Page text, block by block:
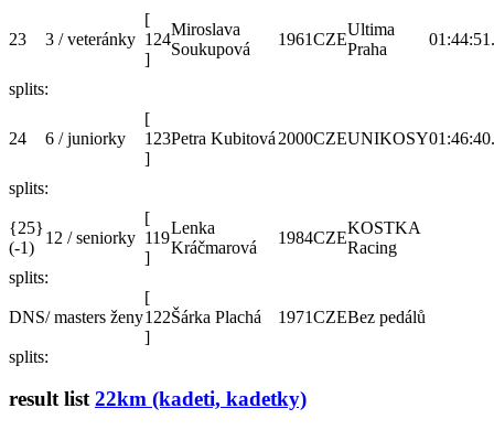
23 3 / veteránky
[
124
]
Miroslava
Soukupová
1961CZE
Ultima
Praha
splits:
24 6 / juniorky
[
123
]
Petra Kubitová 2000CZEUNIKOSY
splits:
{25}
(-1)
12 / seniorky
[
119
]
Lenka
Kráčmarová
1984CZE
KOSTKA
Racing
splits:
DNS/ masters ženy
[
122
]
Šárka Plachá 1971CZEBez pedálů
splits:
result list22km (kadeti, kadetky)